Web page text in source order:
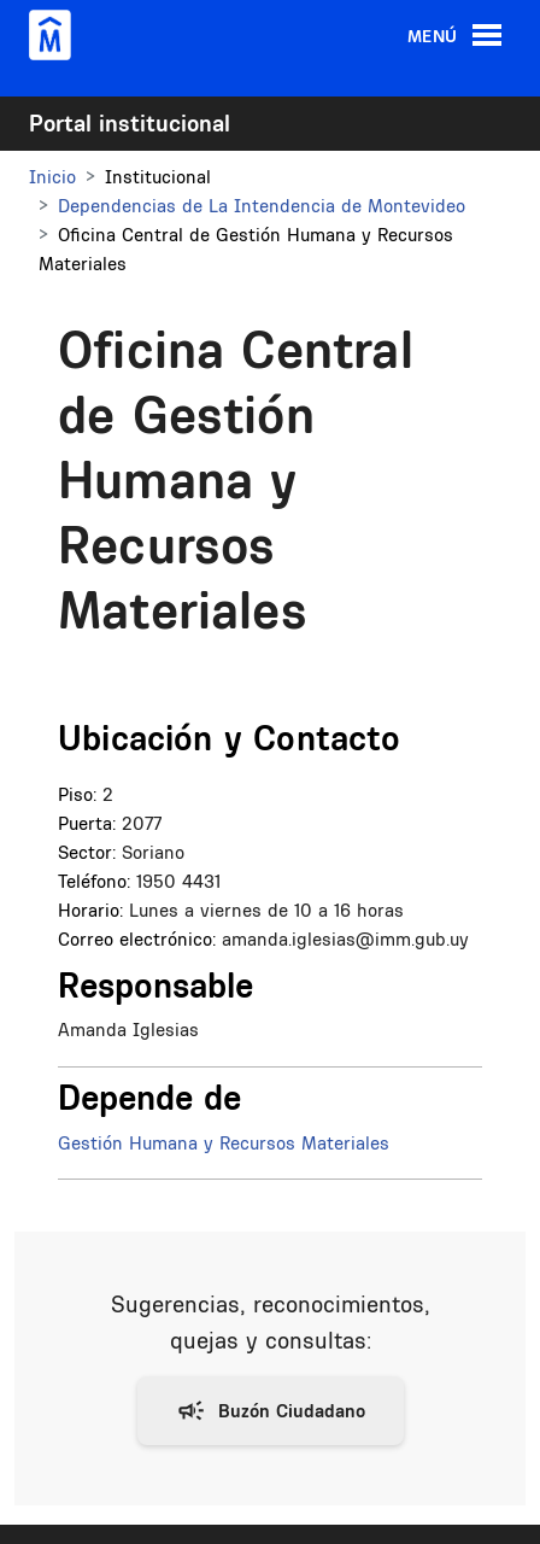
Pasar al contenido principal
MENÚ
Portal institucional
Inicio
Institucional
Dependencias de La Intendencia de Montevideo
Oficina Central de Gestión Humana y Recursos
Materiales
Oficina Central
de Gestión
Humana y
Recursos
Materiales
Ubicación y Contacto
Piso: 2
Puerta: 2077
Sector: Soriano
Teléfono: 1950 4431
Horario: Lunes a viernes de 10 a 16 horas
Correo electrónico: amanda.iglesias@imm.gub.uy
Responsable
Amanda Iglesias
Depende de
Gestión Humana y Recursos Materiales
Sugerencias, reconocimientos,
quejas y consultas: